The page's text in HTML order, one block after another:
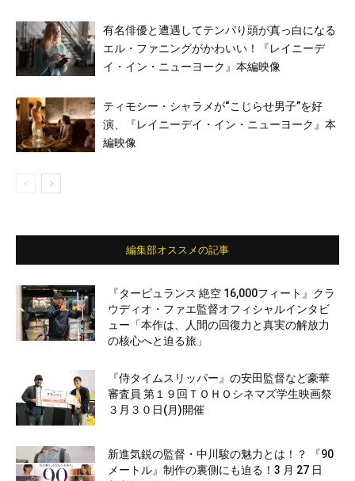
有名俳優と遭遇してテンパり頭が真っ白になる
エル・ファニングがかわいい！『レイニーデ
イ・イン・ニューヨーク』本編映像
ティモシー・シャラメが“こじらせ男子”を好
演、『レイニーデイ・イン・ニューヨーク』本
編映像
編集部オススメの記事
『タービュランス 絶空 16,000フィート』クラ
ウディオ・ファエ監督オフィシャルインタビ
ュー「本作は、人間の回復力と真実の解放力
の核心へと迫る旅」
『侍タイムスリッパー』の安田監督など豪華
審査員 第１９回ＴＯＨＯシネマズ学生映画祭
３月３０日(月)開催
新進気鋭の監督・中川駿の魅力とは！？ 『90
メートル』制作の裏側にも迫る！3 月 27 日